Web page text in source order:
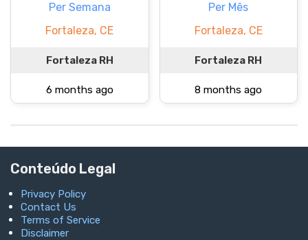
Per Semana
Fortaleza, CE
Fortaleza RH
6 months ago
Per Mês
Fortaleza, CE
Fortaleza RH
8 months ago
Conteúdo Legal
Privacy Policy
Contact Us
Terms of Service
Disclaimer